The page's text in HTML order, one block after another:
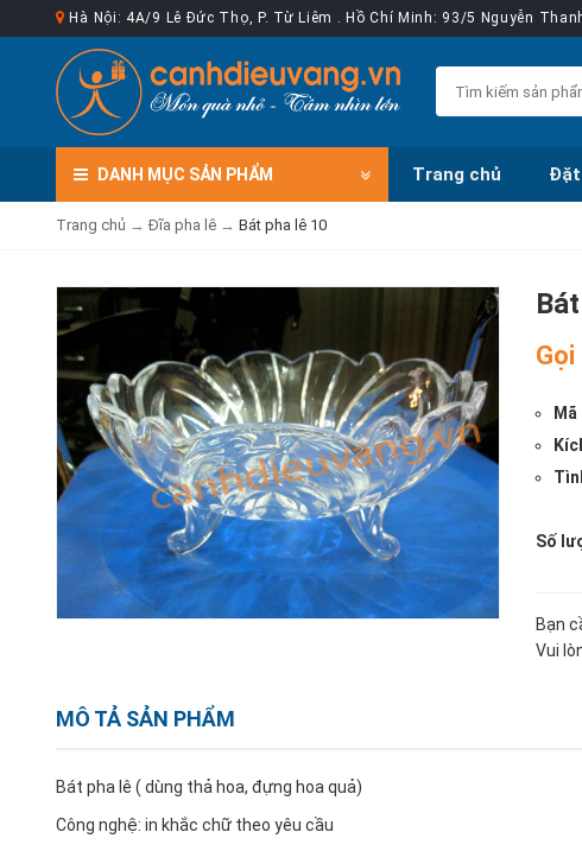
Hà Nội: 4A/9 Lê Đức Thọ, P. Từ Liêm . Hồ Chí Minh: 93/5 Nguyễn
DANH MỤC SẢN PHẨM Trang chủ Đặt
Trang chủ → Đĩa pha lê → Bát pha lê 10
Mã
Số
Bạn
Vui
MÔ TẢ SẢN PHẨM
Bát pha lê ( dùng thả hoa, đựng hoa quả)
Công nghệ: in khắc chữ theo yêu cầu